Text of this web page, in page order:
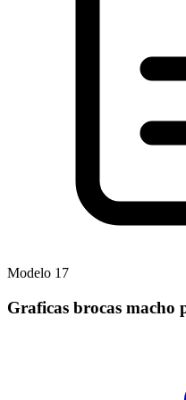
Modelo 17
Graficas brocas macho